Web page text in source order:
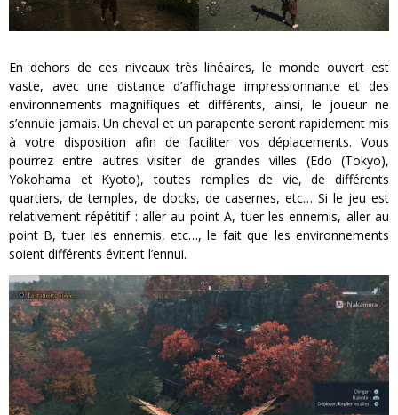
En dehors de ces niveaux très linéaires, le monde ouvert est
vaste, avec une distance d’affichage impressionnante et des
environnements magnifiques et différents, ainsi, le joueur ne
s’ennuie jamais. Un cheval et un parapente seront rapidement mis
à votre disposition afin de faciliter vos déplacements. Vous
pourrez entre autres visiter de grandes villes (Edo (Tokyo),
Yokohama et Kyoto), toutes remplies de vie, de différents
quartiers, de temples, de docks, de casernes, etc… Si le jeu est
relativement répétitif : aller au point A, tuer les ennemis, aller au
point B, tuer les ennemis, etc…, le fait que les environnements
soient différents évitent l’ennui.